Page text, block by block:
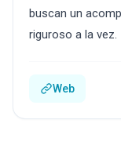
buscan un
riguroso a la vez.
Web